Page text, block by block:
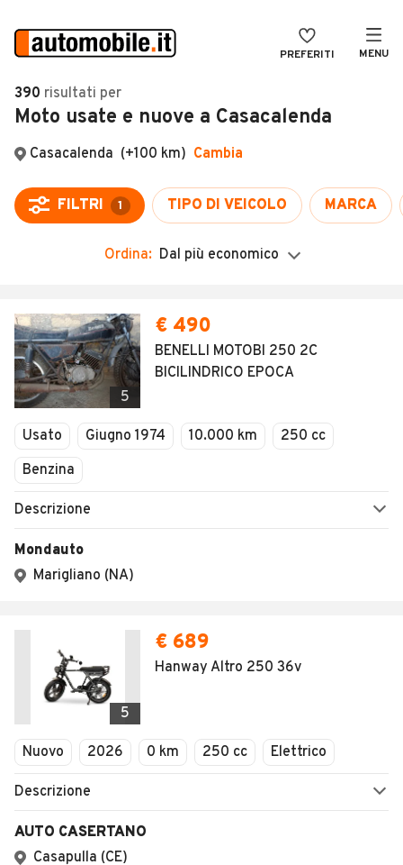
PREFERITI MENU
Auto
Auto usate
Auto Km 0
Auto Nuove
Noleggio a lungo termine
Moto
Camper
Veicoli Commerciali
Concessionari
VENDI
MAGAZINE
ACCEDI
390 risultati per
Moto usate e nuove a Casacalenda
Casacalenda (+100 km) Cambia
FILTRI 1 TIPO DI VEICOLO MARCA
Ordina: Dal più economico